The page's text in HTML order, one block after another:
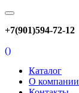
+7(901)594-72-12
()
Каталог
О компании